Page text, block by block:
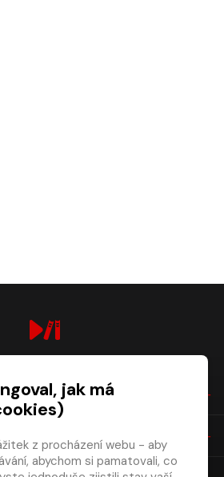
jak má
z procházení webu - aby
abychom si pamatovali, co